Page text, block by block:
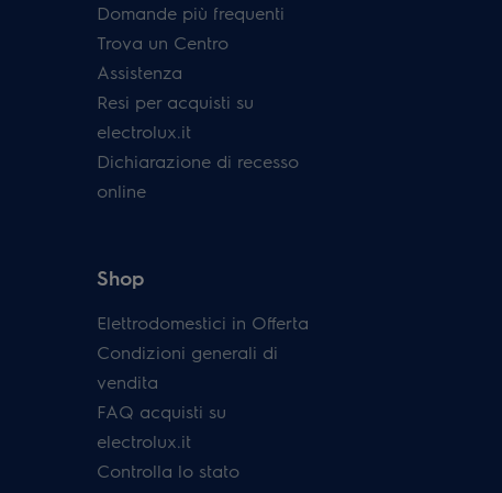
Domande più frequenti
Trova un Centro
Assistenza
Resi per acquisti su
electrolux.it
Dichiarazione di recesso
online
Shop
Elettrodomestici in Offerta
Condizioni generali di
vendita
FAQ acquisti su
electrolux.it
Controlla lo stato